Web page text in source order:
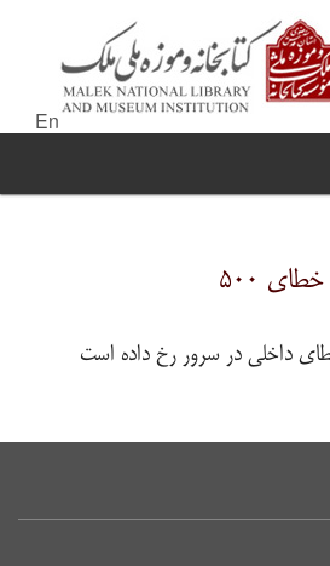
En
خطای ۵۰۰
داخلی در سرور رخ داده است